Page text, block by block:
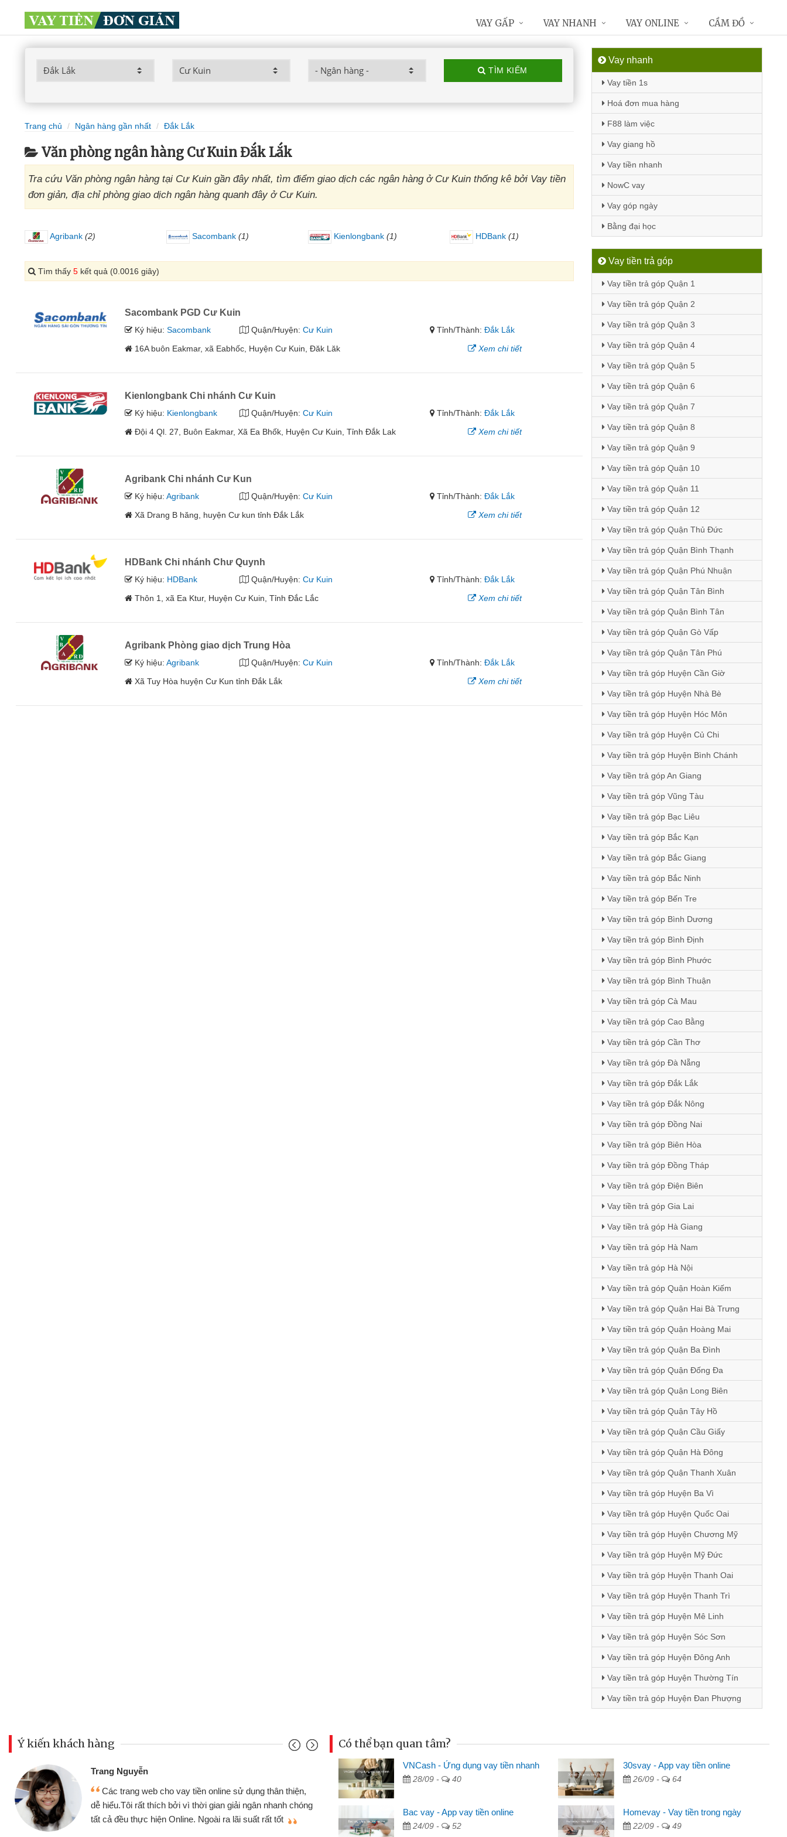
TÌM KIẾM
Trang chủ Ngân hàng gần nhất Đắk Lắk
Văn phòng ngân hàng Cư Kuin Đắk Lắk
Tra cứu Văn phòng ngân hàng tại Cư Kuin gần đây nhất, tìm điểm giao dịch các ngân hàng ở Cư Kuin thống kê bởi Vay tiền
đơn giản, địa chỉ phòng giao dịch ngân hàng quanh đây ở Cư Kuin.
Agribank (2) Sacombank (1) Kienlongbank (1) HDBank (1)
Tìm thấy 5 kết quả (0.0016 giây)
Sacombank PGD Cư Kuin
Ký hiệu:Sacombank Quận/Huyện: Cư Kuin Tỉnh/Thành:Đắk Lắk
16A buôn Eakmar, xã Eabhốc, Huyện Cư Kuin, Đăk Lăk
Xem chi tiết
Kienlongbank Chi nhánh Cư Kuin
Ký hiệu: Kienlongbank Quận/Huyện: Cư Kuin Tỉnh/Thành:Đắk Lắk
Đội 4 Ql. 27, Buôn Eakmar, Xã Ea Bhốk, Huyện Cư Kuin, Tỉnh Đắk Lak
Xem chi tiết
Agribank Chi nhánh Cư Kun
Ký hiệu:Agribank Quận/Huyện: Cư Kuin Tỉnh/Thành:Đắk Lắk
Xã Drang B hăng, huyện Cư kun tỉnh Đắk Lắk
Xem chi tiết
HDBank Chi nhánh Chư Quynh
Ký hiệu: HDBank Quận/Huyện: Cư Kuin Tỉnh/Thành:Đắk Lắk
Thôn 1, xã Ea Ktur, Huyện Cư Kuin, Tỉnh Đắc Lắc
Xem chi tiết
Agribank Phòng giao dịch Trung Hòa
Ký hiệu:Agribank Quận/Huyện: Cư Kuin Tỉnh/Thành:Đắk Lắk
Xã Tuy Hòa huyện Cư Kun tỉnh Đắk Lắk
Xem chi tiết
Vay nhanh
Vay tiền 1s
Hoá đơn mua hàng
F88 làm việc
Vay giang hồ
Vay tiền nhanh
NowC vay
Vay góp ngày
Bằng đại học
Vay tiền trả góp
Vay tiền trả góp Quận 1
Vay tiền trả góp Quận 2
Vay tiền trả góp Quận 3
Vay tiền trả góp Quận 4
Vay tiền trả góp Quận 5
Vay tiền trả góp Quận 6
Vay tiền trả góp Quận 7
Vay tiền trả góp Quận 8
Vay tiền trả góp Quận 9
Vay tiền trả góp Quận 10
Vay tiền trả góp Quận 11
Vay tiền trả góp Quận 12
Vay tiền trả góp Quận Thủ Đức
Vay tiền trả góp Quận Bình Thạnh
Vay tiền trả góp Quận Phú Nhuận
Vay tiền trả góp Quận Tân Bình
Vay tiền trả góp Quận Bình Tân
Vay tiền trả góp Quận Gò Vấp
Vay tiền trả góp Quận Tân Phú
Vay tiền trả góp Huyện Cần Giờ
Vay tiền trả góp Huyện Nhà Bè
Vay tiền trả góp Huyện Hóc Môn
Vay tiền trả góp Huyện Củ Chi
Vay tiền trả góp Huyện Bình Chánh
Vay tiền trả góp An Giang
Vay tiền trả góp Vũng Tàu
Vay tiền trả góp Bạc Liêu
Vay tiền trả góp Bắc Kạn
Vay tiền trả góp Bắc Giang
Vay tiền trả góp Bắc Ninh
Vay tiền trả góp Bến Tre
Vay tiền trả góp Bình Dương
Vay tiền trả góp Bình Định
Vay tiền trả góp Bình Phước
Vay tiền trả góp Bình Thuận
Vay tiền trả góp Cà Mau
Vay tiền trả góp Cao Bằng
Vay tiền trả góp Cần Thơ
Vay tiền trả góp Đà Nẵng
Vay tiền trả góp Đắk Lắk
Vay tiền trả góp Đắk Nông
Vay tiền trả góp Đồng Nai
Vay tiền trả góp Biên Hòa
Vay tiền trả góp Đồng Tháp
Vay tiền trả góp Điện Biên
Vay tiền trả góp Gia Lai
Vay tiền trả góp Hà Giang
Vay tiền trả góp Hà Nam
Vay tiền trả góp Hà Nội
Vay tiền trả góp Quận Hoàn Kiếm
Vay tiền trả góp Quận Hai Bà Trưng
Vay tiền trả góp Quận Hoàng Mai
Vay tiền trả góp Quận Ba Đình
Vay tiền trả góp Quận Đống Đa
Vay tiền trả góp Quận Long Biên
Vay tiền trả góp Quận Tây Hồ
Vay tiền trả góp Quận Cầu Giấy
Vay tiền trả góp Quận Hà Đông
Vay tiền trả góp Quận Thanh Xuân
Vay tiền trả góp Huyện Ba Vì
Vay tiền trả góp Huyện Quốc Oai
Vay tiền trả góp Huyện Chương Mỹ
Vay tiền trả góp Huyện Mỹ Đức
Vay tiền trả góp Huyện Thanh Oai
Vay tiền trả góp Huyện Thanh Trì
Vay tiền trả góp Huyện Mê Linh
Vay tiền trả góp Huyện Sóc Sơn
Vay tiền trả góp Huyện Đông Anh
Vay tiền trả góp Huyện Thường Tín
Vay tiền trả góp Huyện Đan Phượng
VAY GẤP VAY NHANH VAY ONLINE CẦM ĐỒ
Ý kiến khách hàng
thiện,
chóng
Đoàn Hữu Cảnh
Mình cần tiền gấp nên định cầm cố chiếc xe wave
nhưng thật may đã có gói vay tiền bằng CMND online
không cần gặp mặt nên rất tiện lợi, sẽ giới thiệu cho bạn
Mai Lan - Sinh viên
Tôi biết đến thông qua quảng cáo trên facebook. Tôi là
sinh viên nên cần đóng tiền nhà, sinh nhật bạn bè, mà đọc
thấy thủ tục nhanh gọn nên tôi quyết định vay
Có thể bạn quan tâm?
VNCash - Ứng dụng vay tiền nhanh
28/09 - 40
30svay - App vay tiền online
26/09 - 64
Bac vay - App vay tiền online
24/09 - 52
Homevay - Vay tiền trong ngày
22/09 - 49